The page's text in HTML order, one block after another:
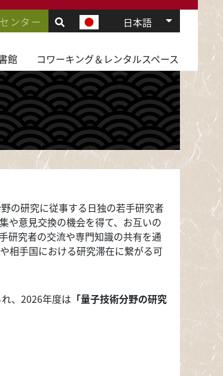
ンター 日本語 追加のアク
館 コワーキング＆レンタルスペース
の研究に従事する日独の若手研究者
や意見交換の機会を得て、お互いの
研究者の交流や専門知識の共有を通
相手国における研究滞在に繋がる可
、2026年度は 「量子技術分野の研究